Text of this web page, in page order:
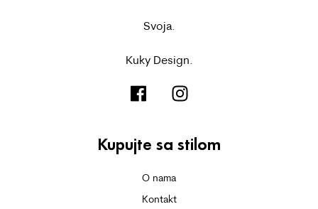
Svoja.
Kuky Design.
Kupujte sa stilom
O nama
Kontakt